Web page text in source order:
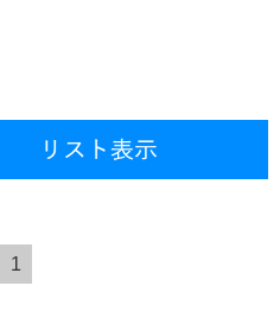
1